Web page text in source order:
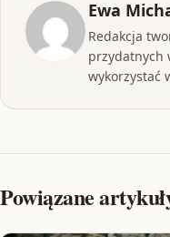
Ewa
Redakcja
przydatnych
wykorzystać
Powiązane